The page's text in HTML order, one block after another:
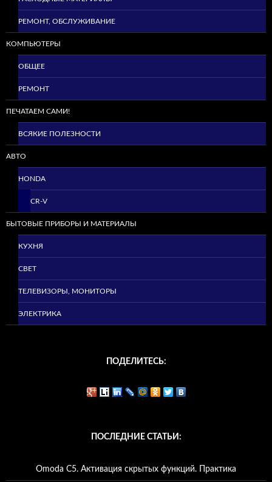
РЕМОНТ, ОБСЛУЖИВАНИЕ
КОМПЬЮТЕРЫ
ОБЩЕЕ
РЕМОНТ
ПЕЧАТАЕМ САМИ!
ВСЯКИЕ ПОЛЕЗНОСТИ
АВТО
HONDA
CR-V
БЫТОВЫЕ ПРИБОРЫ И МАТЕРИАЛЫ
КУХНЯ
СВЕТ
ТЕЛЕВИЗОРЫ, МОНИТОРЫ
ЭЛЕКТРИКА
ПОДЕЛИТЕСЬ:
ПОСЛЕДНИЕ СТАТЬИ:
Omoda C5. Активация скрытых функций. Практика